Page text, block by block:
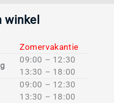
Zomervakantie
09:00 – 12:30
13:30 – 18:00
09:00 – 12:30
13:30 – 18:00